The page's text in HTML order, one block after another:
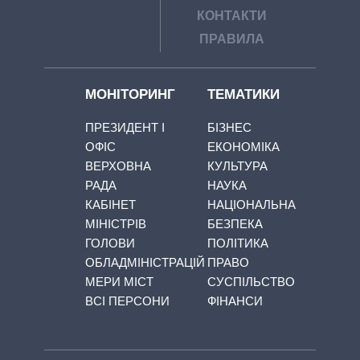
КОНТАКТИ
ПРАВИЛА
МОНІТОРИНГ
ПРЕЗИДЕНТ І
ОФІС
ВЕРХОВНА
РАДА
КАБІНЕТ
МІНІСТРІВ
ГОЛОВИ
ОБЛАДМІНІСТРАЦІЙ
МЕРИ МІСТ
ВСІ ПЕРСОНИ
ТЕМАТИКИ
БІЗНЕС
ЕКОНОМІКА
КУЛЬТУРА
НАУКА
НАЦІОНАЛЬНА
БЕЗПЕКА
ПОЛІТИКА
ПРАВО
СУСПІЛЬСТВО
ФІНАНСИ